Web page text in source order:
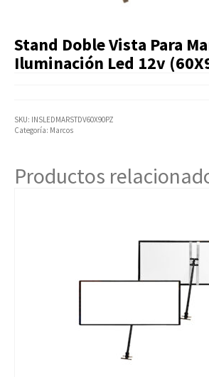
Stand Doble Vista Para
Iluminación Led 12v
SKU: INSLEDMARSTDV60X90PZ
Categoría: Marcos
Productos